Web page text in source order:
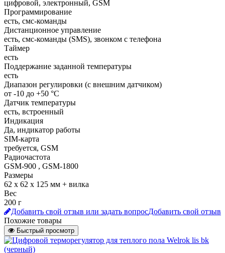
цифровой, электронный, GSM
Программирование
есть, смс-команды
Дистанционное управление
есть, смс-команды (SMS), звонком с телефона
Таймер
есть
Поддержание заданной температуры
есть
Диапазон регулировки (с внешним датчиком)
от -10 до +50 °С
Датчик температуры
есть, встроенный
Индикация
Да, индикатор работы
SIM-карта
требуется, GSM
Радиочастота
GSM-900 , GSM-1800
Размеры
62 х 62 х 125 мм + вилка
Вес
200 г
Добавить свой отзыв или задать вопросДобавить свой отзыв
Похожие товары
Быстрый просмотр